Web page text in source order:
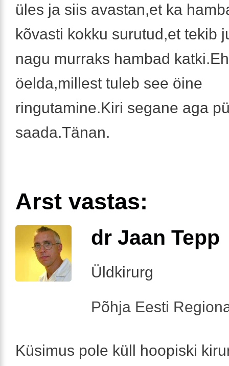
üles ja siis avastan,et ka
kõvasti kokku surutud,et tekib
nagu murraks hambad
öelda,millest tuleb see öine
ringutamine.Kiri segane aga
saada.Tänan.
Arst vastas:
dr Jaan Tepp
Üldkirurg
Põhja Eesti
Küsimus pole küll hoopiski